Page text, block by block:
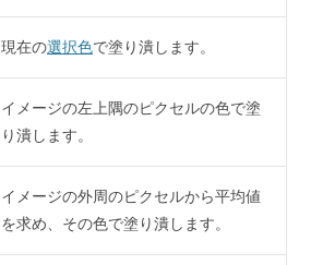
現在の選択色で塗り潰します。
イメージの左上隅のピクセルの色で塗
り潰します。
イメージの外周のピクセルから平均値
を求め、その色で塗り潰します。